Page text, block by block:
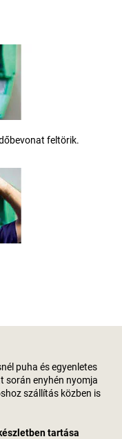
feltörik.
puha és egyenletes
során enyhén nyomja
szállítás közben is
tartása